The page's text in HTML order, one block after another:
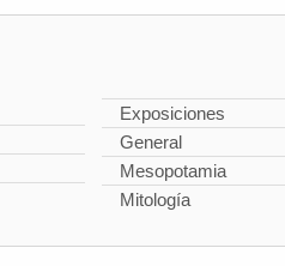
Exposiciones
General
Mesopotamia
Mitología